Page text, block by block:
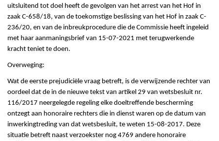
uitsluitend tot doel heeft de gevolgen van het arrest van het Hof in
zaak C-658/18, van de toekomstige beslissing van het Hof in zaak C-
236/20, en van de inbreukprocedure die de Commissie heeft ingeleid
met haar aanmaningsbrief van 15-07-2021 met terugwerkende
kracht teniet te doen.
Overweging:
Wat de eerste prejudiciële vraag betreft, is de verwijzende rechter van
oordeel dat de in de nieuwe tekst van artikel 29 van wetsbesluit nr.
116/2017 neergelegde regeling elke doeltreffende bescherming
ontzegt aan honoraire rechters die in dienst waren op de datum van
inwerkingtreding van dat wetsbesluit, te weten 15-08-2017. Deze
situatie betreft naast verzoekster nog 4769 andere honoraire